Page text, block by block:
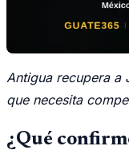
Antigua recupera a
que necesita
¿Qué